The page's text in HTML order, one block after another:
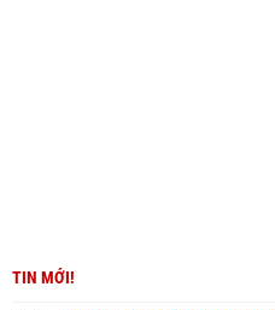
TIN MỚI!